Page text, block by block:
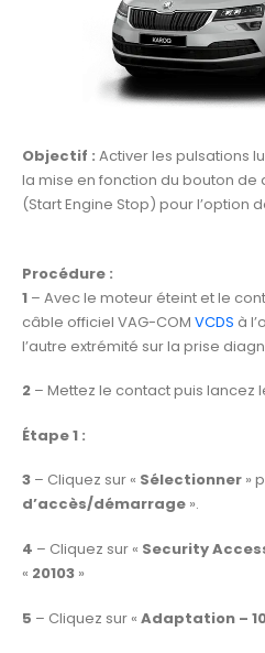
Objectif : Activer les pulsations
la mise en fonction du bouton
(Start Engine Stop) pour l’option
Procédure :
1 – Avec le moteur éteint et le
câble officiel VAG-COM VCDS à
l’autre extrémité sur la prise
2 – Mettez le contact puis lancez
Étape 1 :
3 – Cliquez sur « Sélectionner »
d’accès/démarrage ».
4 – Cliquez sur « Security
« 20103 »
5 – Cliquez sur « Adaptation –